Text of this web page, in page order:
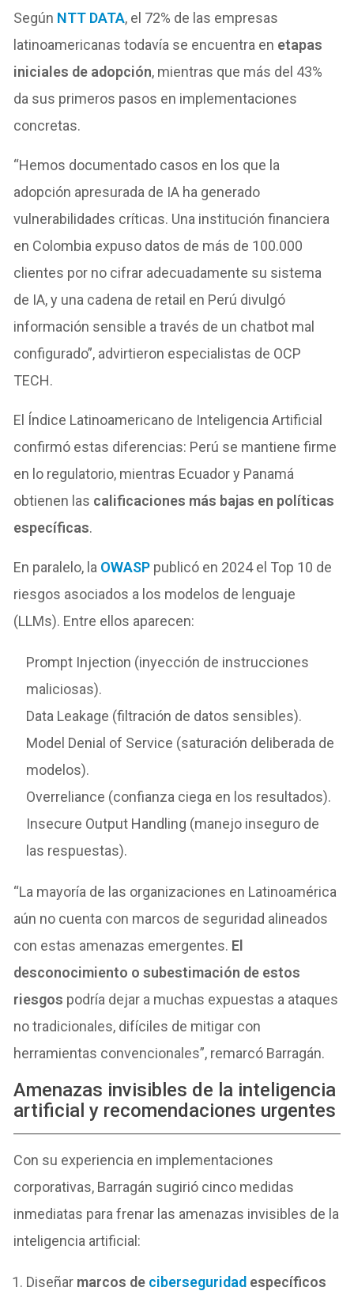
Según NTT DATA, el 72% de las empresas
latinoamericanas todavía se encuentra en etapas
iniciales de adopción, mientras que más del 43%
da sus primeros pasos en implementaciones
concretas.
“Hemos documentado casos en los que la
adopción apresurada de IA ha generado
vulnerabilidades críticas. Una institución financiera
en Colombia expuso datos de más de 100.000
clientes por no cifrar adecuadamente su sistema
de IA, y una cadena de retail en Perú divulgó
información sensible a través de un chatbot mal
configurado”, advirtieron especialistas de OCP
TECH.
El Índice Latinoamericano de Inteligencia Artificial
confirmó estas diferencias: Perú se mantiene firme
en lo regulatorio, mientras Ecuador y Panamá
obtienen las calificaciones más bajas en políticas
específicas.
En paralelo, la OWASP publicó en 2024 el Top 10 de
riesgos asociados a los modelos de lenguaje
(LLMs). Entre ellos aparecen:
Prompt Injection (inyección de instrucciones
maliciosas).
Data Leakage (filtración de datos sensibles).
Model Denial of Service (saturación deliberada de
modelos).
Overreliance (confianza ciega en los resultados).
Insecure Output Handling (manejo inseguro de
las respuestas).
“La mayoría de las organizaciones en Latinoamérica
aún no cuenta con marcos de seguridad alineados
con estas amenazas emergentes. El
desconocimiento o subestimación de estos
riesgos podría dejar a muchas expuestas a ataques
no tradicionales, difíciles de mitigar con
herramientas convencionales”, remarcó Barragán.
Amenazas invisibles de la inteligencia
artificial y recomendaciones urgentes
Con su experiencia en implementaciones
corporativas, Barragán sugirió cinco medidas
inmediatas para frenar las amenazas invisibles de la
inteligencia artificial:
Diseñar marcos de ciberseguridad específicos